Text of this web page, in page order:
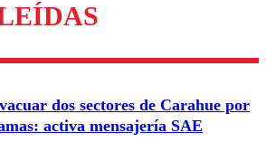
son moderados para garantizar un
diálogo respetuoso.
dos sectores de Carahue por
activa mensajería SAE